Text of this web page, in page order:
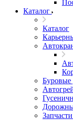
Каталог
Каталог
Буровые